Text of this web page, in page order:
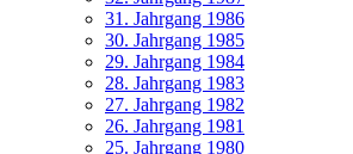
31. Jahrgang 1986
30. Jahrgang 1985
29. Jahrgang 1984
28. Jahrgang 1983
27. Jahrgang 1982
26. Jahrgang 1981
25. Jahrgang 1980